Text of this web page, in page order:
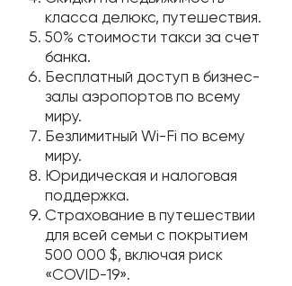
класса делюкс, путешествия.
50% стоимости такси за счет
банка.
Бесплатный доступ в бизнес-
залы аэропортов по всему
миру.
Безлимитный Wi-Fi по всему
миру.
Юридическая и налоговая
поддержка.
Страхование в путешествии
для всей семьи с покрытием
500 000 $, включая риск
«COVID-19».